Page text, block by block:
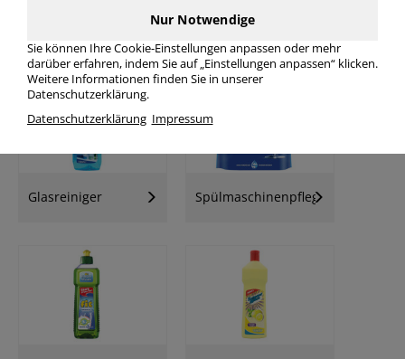
Allzweckreiniger
Glasreiniger Spülmaschinenpflege
Nur Notwendige
Sie können Ihre Cookie-Einstellungen anpassen oder mehr
darüber erfahren, indem Sie auf „Einstellungen anpassen“ klicken.
Weitere Informationen finden Sie in unserer
Datenschutzerklärung.
Datenschutzerklärung Impressum